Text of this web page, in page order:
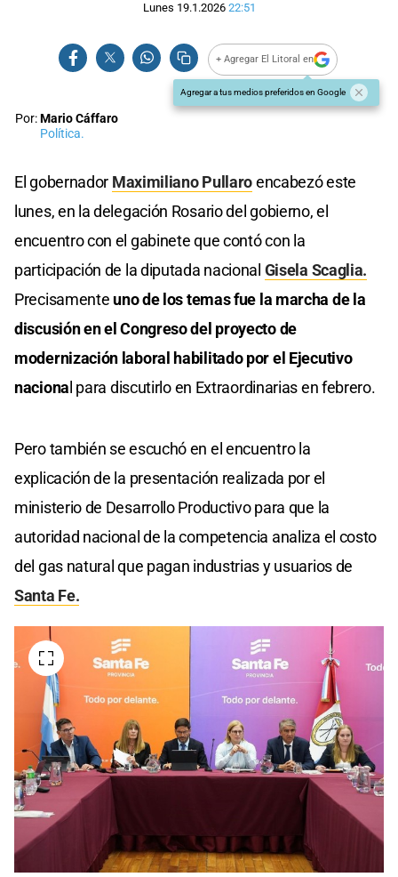
Lunes 19.1.2026 22:51
+ Agregar El Litoral en
Agregar a tus medios preferidos en Google
Por:Mario Cáffaro
Política.
El gobernador Maximiliano Pullaroencabezó este
lunes, en la delegación Rosario del gobierno, el
encuentro con el gabinete que contó con la
participación de la diputada nacional Gisela Scaglia.
Precisamente uno de los temas fue la marcha de la
discusión en el Congreso del proyecto de
modernización laboral habilitado por el Ejecutivo
nacional para discutirlo en Extraordinarias en febrero.
Pero también se escuchó en el encuentro la
explicación de la presentación realizada por el
ministerio de Desarrollo Productivo para que la
autoridad nacional de la competencia analiza el costo
del gas natural que pagan industrias y usuarios de
Santa Fe.